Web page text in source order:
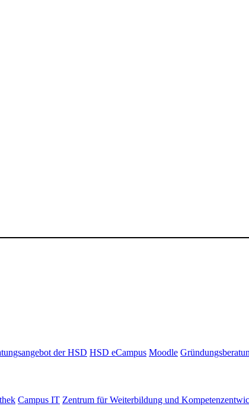
der HSD HSD eCampus Moodle
Campus IT Zentrum für Weiterbildung und